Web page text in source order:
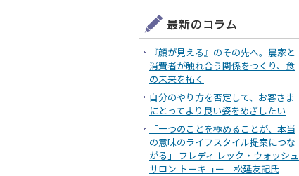
『顔が見える』のその先へ。農家と
消費者が触れ合う関係をつくり、食
の未来を拓く
自分のやり方を否定して、お客さま
にとってより良い姿をめざしたい
「一つのことを極めることが、本当
の意味のライフスタイル提案につな
がる」 フレディ レック・ウォッシュ
サロン トーキョー 松延友記氏